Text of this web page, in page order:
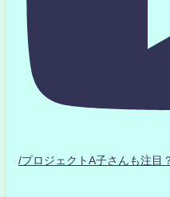
/プロジェクトA子さんも注